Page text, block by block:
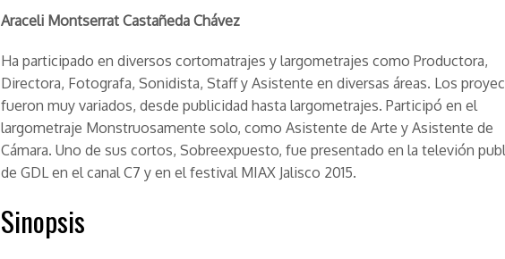
Araceli Montserrat Castañeda Chávez
Ha participado en diversos cortomatrajes y largometrajes como Productora,
Directora, Fotografa, Sonidista, Staff y Asistente en diversas áreas. Los
fueron muy variados, desde publicidad hasta largometrajes. Participó en el
largometraje Monstruosamente solo, como Asistente de Arte y Asistente de
Cámara. Uno de sus cortos, Sobreexpuesto, fue presentado en la televión
de GDL en el canal C7 y en el festival MIAX Jalisco 2015.
Sinopsis